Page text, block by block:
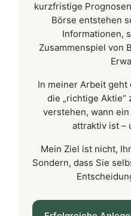
kurzfristige
Börse entstehen
Informationen,
Zusammenspiel von
In meiner Arbeit geht
die „richtige Aktie“
verstehen, wann
attraktiv ist –
Mein Ziel ist nicht,
Sondern, dass Sie